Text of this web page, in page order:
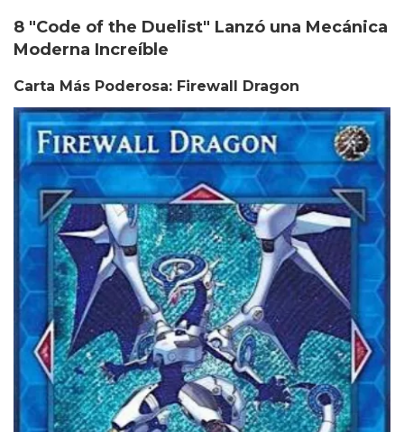
8 "Code of the Duelist" Lanzó una Mecánica
Moderna Increíble
Carta Más Poderosa: Firewall Dragon